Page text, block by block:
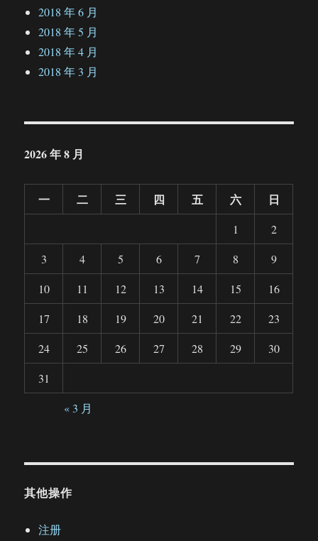
2018 年 6 月
2018 年 5 月
2018 年 4 月
2018 年 3 月
2026 年 8 月
一 二 三 四 五 六 日
1
2
3
4 5 6 7 8
9
10
11 12 13 14 15
16
17
18 19 20 21 22
23
24
25 26 27 28 29
30
31
« 3 月
其他操作
注册